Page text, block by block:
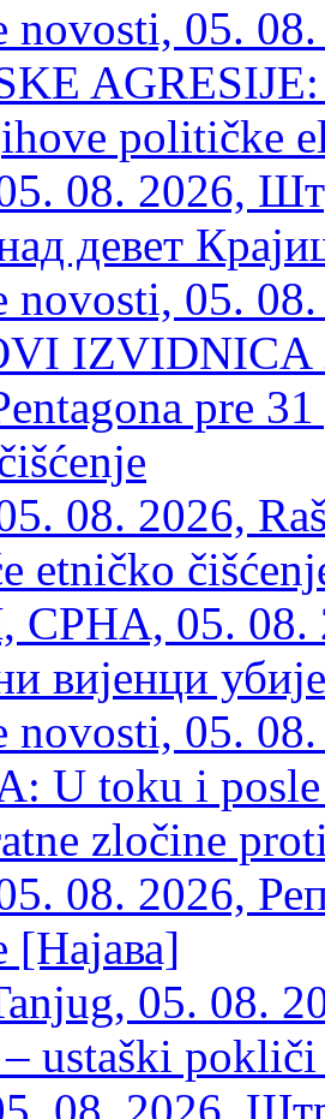
novosti, 05.
političke
08. 2026,
девет
novosti, 05.
IZVIDNICA
pre
08. 2026,
etničko
05. 08.
вијенци
novosti, 05.
U toku i
zločine
08. 2026,
[Најава]
05. 08.
ustaški